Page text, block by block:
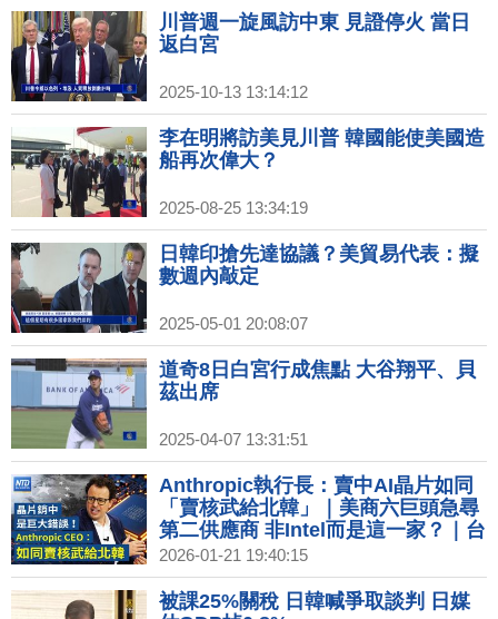
川普週一旋風訪中東 見證停火 當日
返白宮
2025-10-13 13:14:12
李在明將訪美見川普 韓國能使美國造
船再次偉大？
2025-08-25 13:34:19
日韓印搶先達協議？美貿易代表：擬
數週內敲定
2025-05-01 20:08:07
道奇8日白宮行成焦點 大谷翔平、貝
茲出席
2025-04-07 13:31:51
Anthropic執行長：賣中AI晶片如同
「賣核武給北韓」｜美商六巨頭急尋
第二供應商 非Intel而是這一家？｜台
灣搶先拿下晶片優惠 李在明：不能比
台灣差｜Netflix營收和獲利雙雙成長
訂閱用戶突破3.25億
2026-01-21 19:40:15
被課25%關稅 日韓喊爭取談判 日媒